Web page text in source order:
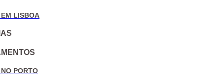
LISBOA
PORTO